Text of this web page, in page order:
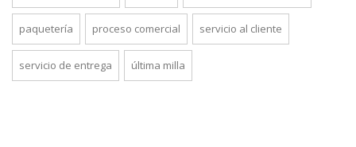
paquetería proceso comercial servicio al cliente
servicio de entrega última milla